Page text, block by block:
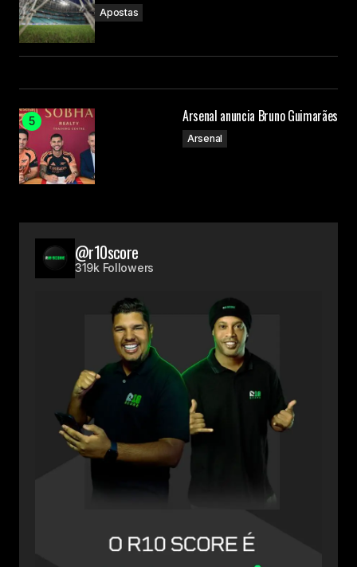
Apostas
Arsenal anuncia Bruno Guimarães
Arsenal
@r10score
319k Followers